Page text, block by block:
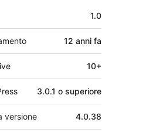
1.0
12 anni fa
10+
3.0.1 o superiore
versione 4.0.38